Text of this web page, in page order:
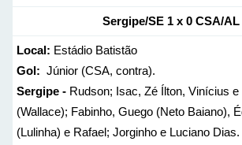
Sergipe/SE 1 x 0CSA/AL
Local: Estádio Batistão
Gol: Júnior (CSA, contra).
Sergipe - Rudson; Isac, Zé Ílton, Vinícius e
(Wallace); Fabinho, Guego (Neto Baiano),
(Lulinha) e Rafael; Jorginho e Luciano Dias.